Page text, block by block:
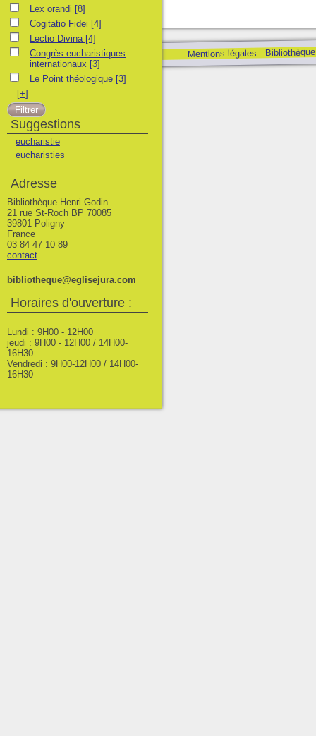
Mentions légales
Lex orandiLex orandi [8]
Cogitatio Fidei
Cogitatio Fidei [4]
Lectio Divina
Lectio Divina [4]
Congrès eucharistiques internationaux
Congrès eucharistiques
internationaux [3]
Le Point théologique
Le Point théologique [3]
[+]
Suggestions
eucharistie
eucharisties
Adresse
Bibliothèque Henri Godin
21 rue St-Roch BP 70085
39801 Poligny
France
03 84 47 10 89
contact
bibliotheque@eglisejura.com
Horaires d'ouverture :
Lundi : 9H00 - 12H00
jeudi : 9H00 - 12H00 / 14H00-
16H30
Vendredi : 9H00-12H00 / 14H00-
16H30